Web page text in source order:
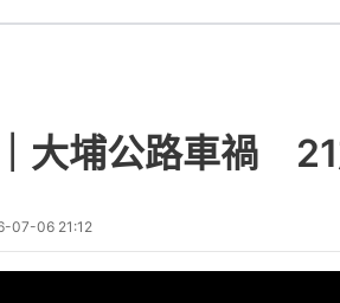
大埔公路車禍
07-06 21:12